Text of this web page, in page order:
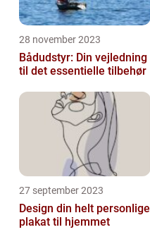
28 november 2023
Bådudstyr: Din vejledning
til det essentielle tilbehør
27 september 2023
Design din helt personlige
plakat til hjemmet